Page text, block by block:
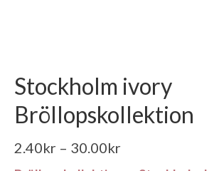
Stockholm ivory
Bröllopskollektion
2.40kr – 30.00kr